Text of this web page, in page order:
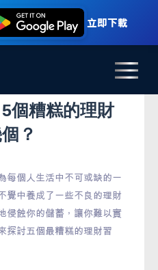
立即下載
個糟糕的理財
？
每個人生活中不可或缺的一
覺中養成了一些不良的理財
侵蝕你的儲蓄，讓你難以實
探討五個最糟糕的理財習